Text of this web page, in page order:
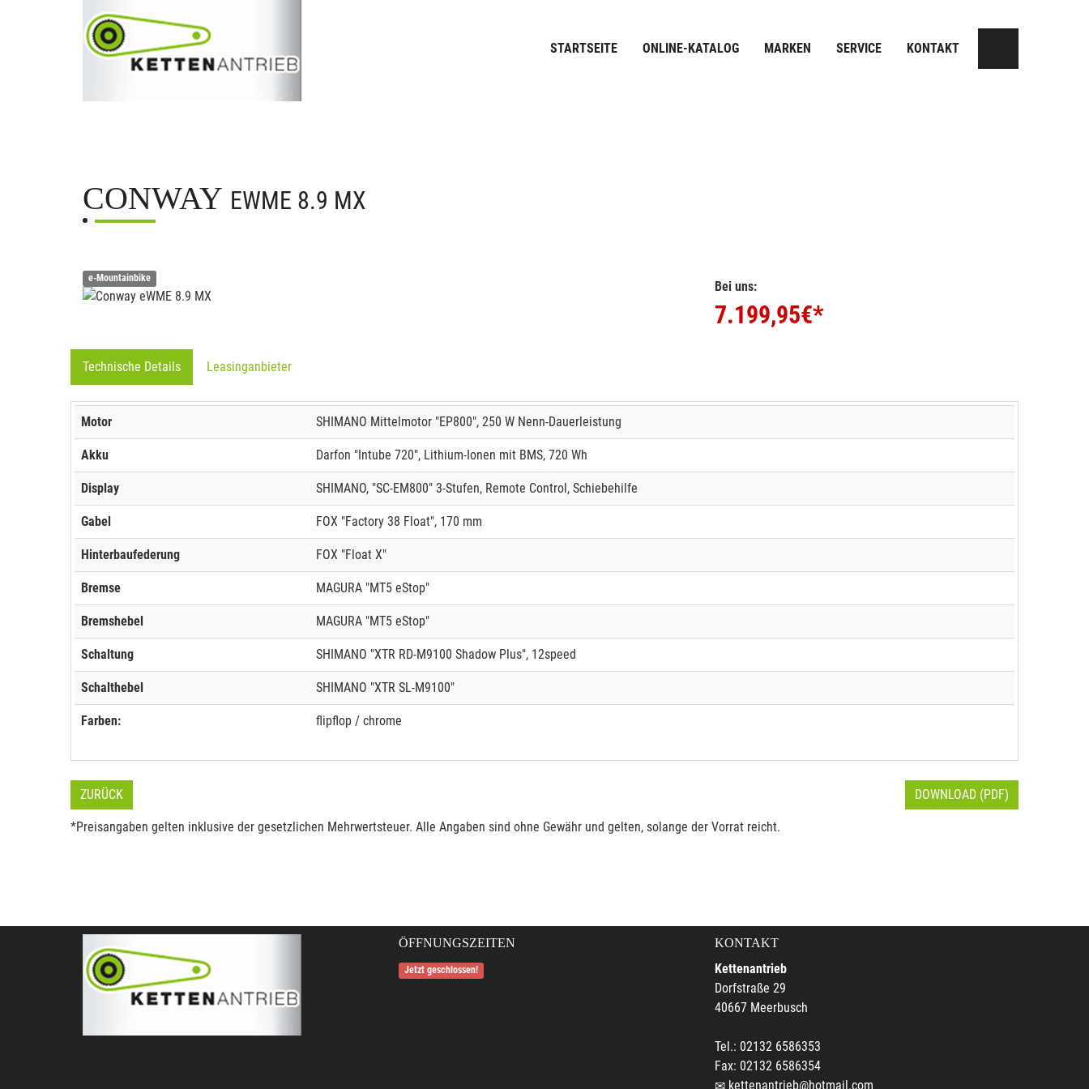
STARTSEITE ONLINE-KATALOG MARKEN SERVICE KONTAKT
CONWAY EWME 8.9 MX
e-Mountainbike
Bei uns:
7.199,95€*
Technische Details Leasinganbieter
Motor SHIMANO Mittelmotor "EP800", 250 W Nenn-Dauerleistung
Akku Darfon "Intube 720", Lithium-Ionen mit BMS, 720 Wh
Display SHIMANO, "SC-EM800" 3-Stufen, Remote Control, Schiebehilfe
Gabel FOX "Factory 38 Float", 170 mm
Hinterbaufederung FOX "Float X"
Bremse MAGURA "MT5 eStop"
Bremshebel MAGURA "MT5 eStop"
Schaltung SHIMANO "XTR RD-M9100 Shadow Plus", 12speed
Schalthebel SHIMANO "XTR SL-M9100"
Farben: flipflop / chrome
ZURÜCK DOWNLOAD (PDF)
*Preisangaben gelten inklusive der gesetzlichen Mehrwertsteuer. Alle Angaben sind ohne Gewähr und gelten, solange der Vorrat reicht.
ÖFFNUNGSZEITEN
Jetzt geschlossen!
KONTAKT
Kettenantrieb
Dorfstraße 29
40667 Meerbusch
Tel.: 02132 6586353
Fax: 02132 6586354
kettenantrieb@hotmail.com